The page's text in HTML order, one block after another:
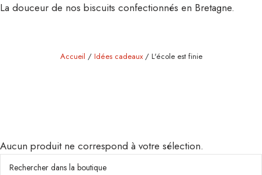
La douceur de nos biscuits confectionnés en Bretagne.
Accueil Idées cadeaux L'école est finie
Aucun produit ne correspond à votre sélection.